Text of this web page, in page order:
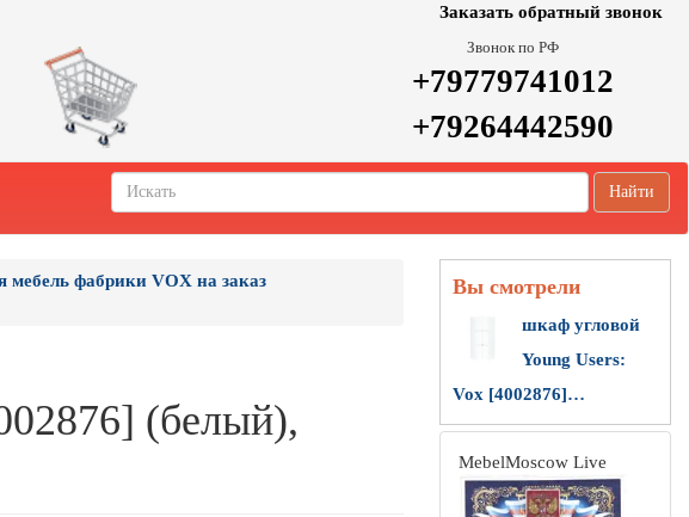
Заказать обратный звонок
Звонок по РФ
+79779741012
+79264442590
Найти
мебель фабрики VOX на заказ
(белый),
Вы смотрели
шкаф угловой
Young Users:
Vox [4002876]…
MebelMoscow Live